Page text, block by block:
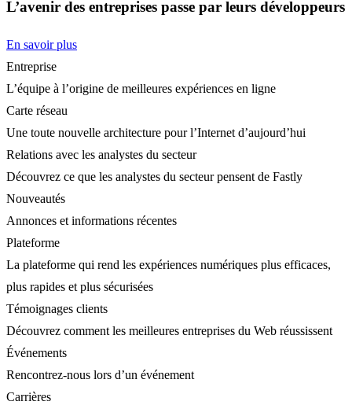
L’avenir des entreprises passe par leurs développeurs
En savoir plus
Entreprise
L’équipe à l’origine de meilleures expériences en ligne
Carte réseau
Une toute nouvelle architecture pour l’Internet d’aujourd’hui
Relations avec les analystes du secteur
Découvrez ce que les analystes du secteur pensent de Fastly
Nouveautés
Annonces et informations récentes
Plateforme
La plateforme qui rend les expériences numériques plus efficaces,
plus rapides et plus sécurisées
Témoignages clients
Découvrez comment les meilleures entreprises du Web réussissent
Événements
Rencontrez-nous lors d’un événement
Carrières